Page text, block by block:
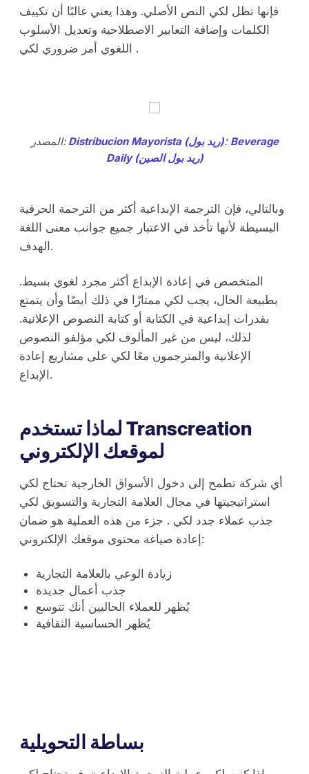
فإنها تظل لكي النص الأصلي. وهذا يعني غالبًا أن تكييف
الكلمات وإضافة التعابير الاصطلاحية وتعديل الأسلوب
اللغوي أمر ضروري لكي .
المصدر: Distribucion Mayorista (ريد بول) ؛ Beverage
Daily (ريد بول الصين)
وبالتالي، فإن الترجمة الإبداعية أكثر من الترجمة الحرفية
البسيطة لأنها تأخذ في الاعتبار جميع جوانب معنى اللغة
الهدف.
المتخصص في إعادة الإبداع أكثر مجرد لغوي بسيط.
بطبيعة الحال، يجب لكي ممتازًا في ذلك أيضًا وأن يتمتع
بقدرات إبداعية في الكتابة أو كتابة النصوص الإعلانية.
لذلك، ليس من غير المألوف لكي مؤلفو النصوص
الإعلانية والمترجمون معًا لكي على مشاريع إعادة
الإبداع.
لماذا تستخدم Transcreation
لموقعك الإلكتروني
أي شركة تطمح إلى دخول الأسواق الخارجية تحتاج لكي
استراتيجيتها في مجال العلامة التجارية والتسويق لكي
جذب عملاء جدد لكي . جزء من هذه العملية هو ضمان
إعادة صياغة محتوى موقعك الإلكتروني:
زيادة الوعي بالعلامة التجارية
جذب أعمال جديدة
يُظهر للعملاء الحاليين أنك تتوسع
بساطة التحويلية